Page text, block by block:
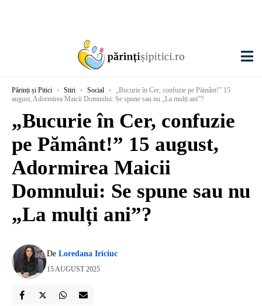
Părinți și Pitici › Stiri › Social ›
„Bucurie în Cer, confuzie pe Pământ!” 15
august, Adormirea Maicii Domnului: Se spune sau nu „La mulți ani”?
„Bucurie în Cer, confuzie
pe Pământ!” 15 august,
Adormirea Maicii
Domnului: Se spune sau nu
„La mulți ani”?
De Loredana Iriciuc
15 AUGUST 2025